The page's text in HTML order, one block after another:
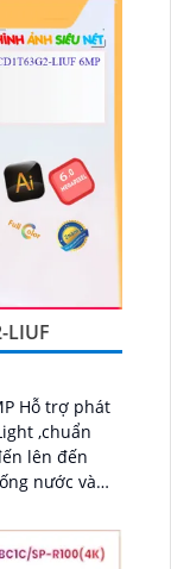
LIUF
Hỗ trợ phát
,chuẩn
lên đến
ánh sáng